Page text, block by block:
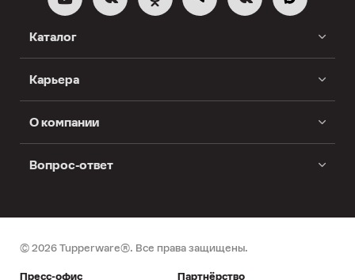
Каталог
Карьера
О компании
Вопрос-ответ
© 2026 Tupperware®. Все права защищены.
Пресс-офис Партнёрство